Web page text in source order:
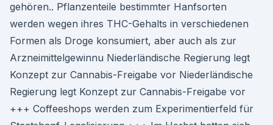
gehören.. Pflanzenteile bestimmter Hanfsorten
werden wegen ihres THC-Gehalts in verschiedenen
Formen als Droge konsumiert, aber auch als zur
Arzneimittelgewinnu Niederländische Regierung legt
Konzept zur Cannabis-Freigabe vor Niederländische
Regierung legt Konzept zur Cannabis-Freigabe vor
+++ Coffeeshops werden zum Experimentierfeld für